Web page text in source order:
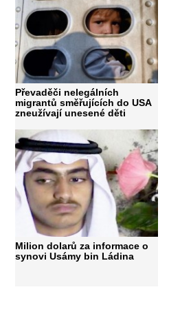
Převaděči nelegálních
migrantů směřujících do USA
zneužívají unesené děti
Milion dolarů za informace o
synovi Usámy bin Ládina